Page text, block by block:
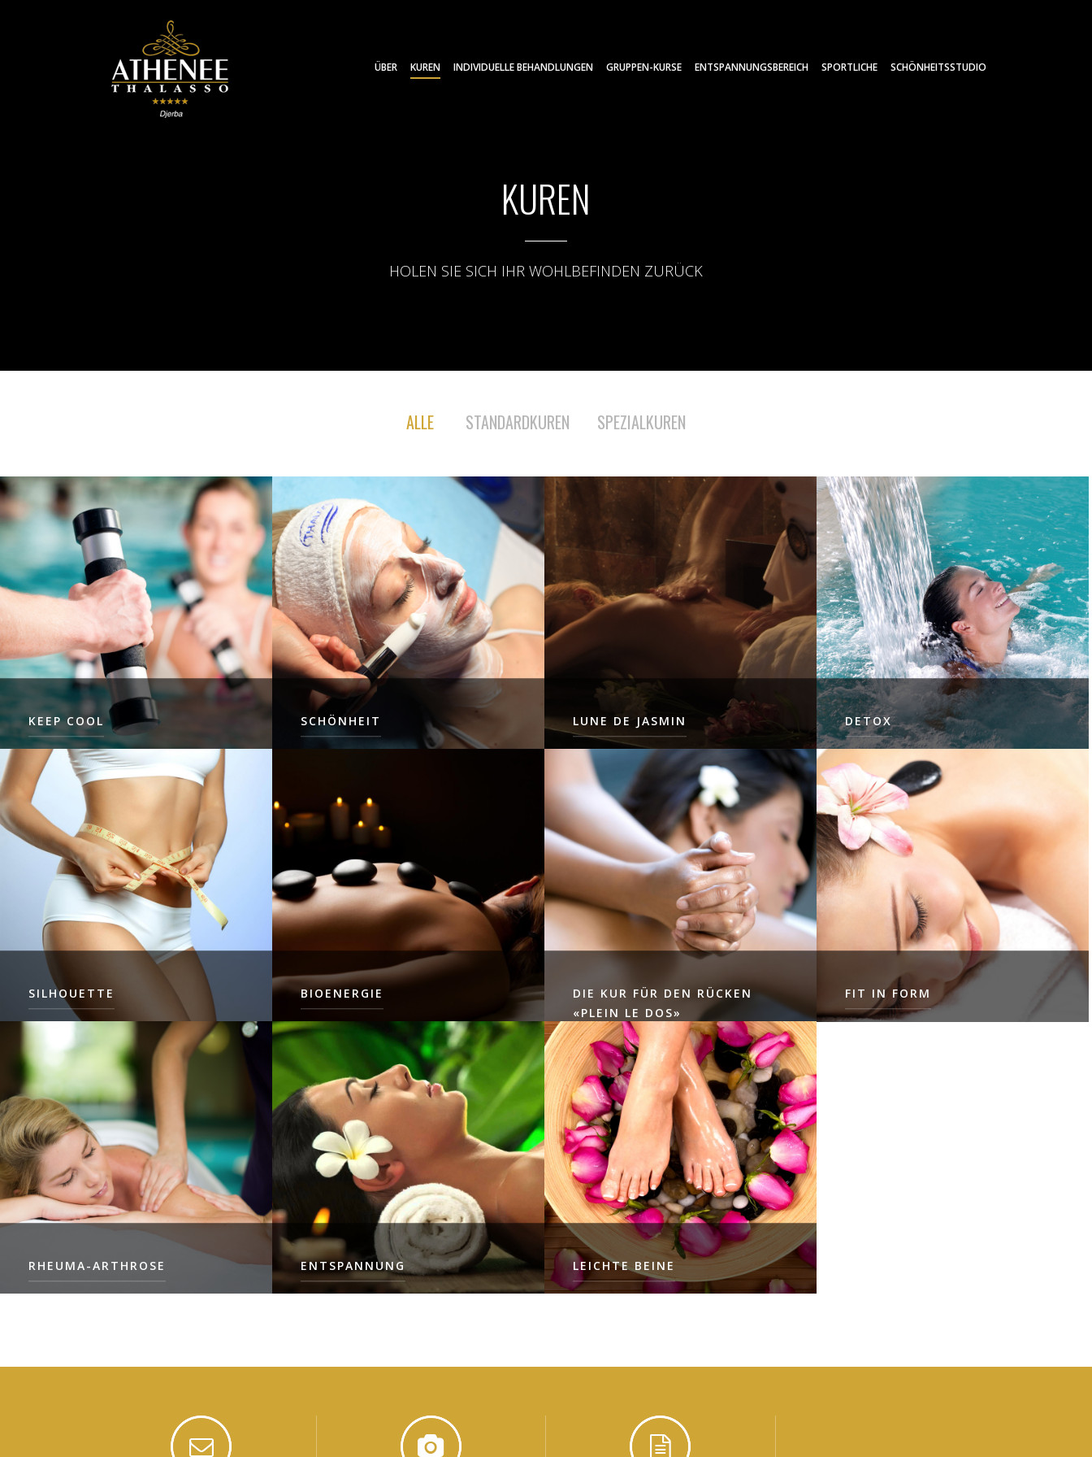
ÜBER KUREN INDIVIDUELLE BEHANDLUNGEN GRUPPEN-KURSE ENTSPANNUNGSBEREICH SPORTLICHE SCHÖNHEITSSTUDIO
KUREN
HOLEN SIE SICH IHR WOHLBEFINDEN ZURÜCK
ALLE STANDARDKUREN SPEZIALKUREN
KEEP COOL
COCKTAIL MIT VERSCHIEDENEN
BEHANDLUNGEN BESTEHEND AUS
MUSKELKRÄFTIGUNG UND
ENTSPANNUNG VON KÖRPER UND
GEIST
LIES MEHR
SCHÖNHEIT
DENEN DER KOSMETISCHEN
BEHANDLUNGEN VEREINT
LIES MEHR
LUNE DE JASMIN
BRINGT WIEDER IN FORM UND
VERSCHÖNERT MIT JASMINÖL
LIES MEHR
DETOX
EIN COCKTAIL AUS REINIGENDEN,
ENTWÄSSERNDEN UND
ENERGETISIERENDEN
BEHANDLUNGEN ZUR
VOLLSTÄNDIGEN ENTGIFTUNG DES
KÖRPERS
LIES MEHR
SILHOUETTE
HILFT DIE GIFTSTOFFE UND
ÜBERMÄSSIGES FETT A
USZUSCHEIDEN
LIES MEHR
BIOENERGIE
STELLT DAS GLEICHGEWICHT DER
ENERGIESTRÖME WIEDER HER,
BAUT MÜDIGKEIT UND STRESS AB
LIES MEHR
DIE KUR FÜR DEN RÜCKEN
«PLEIN LE DOS»
EIN CHECK-UP DES RÜCKENS
JEWEILS VOR UND NACH DER KUR
GEWÄHRLEISTET
LIES MEHR
FIT IN FORM
RHEUMA-ARTHROSE
LIES MEHR
ENTSPANNUNG
LIES MEHR
LEICHTE BEINE